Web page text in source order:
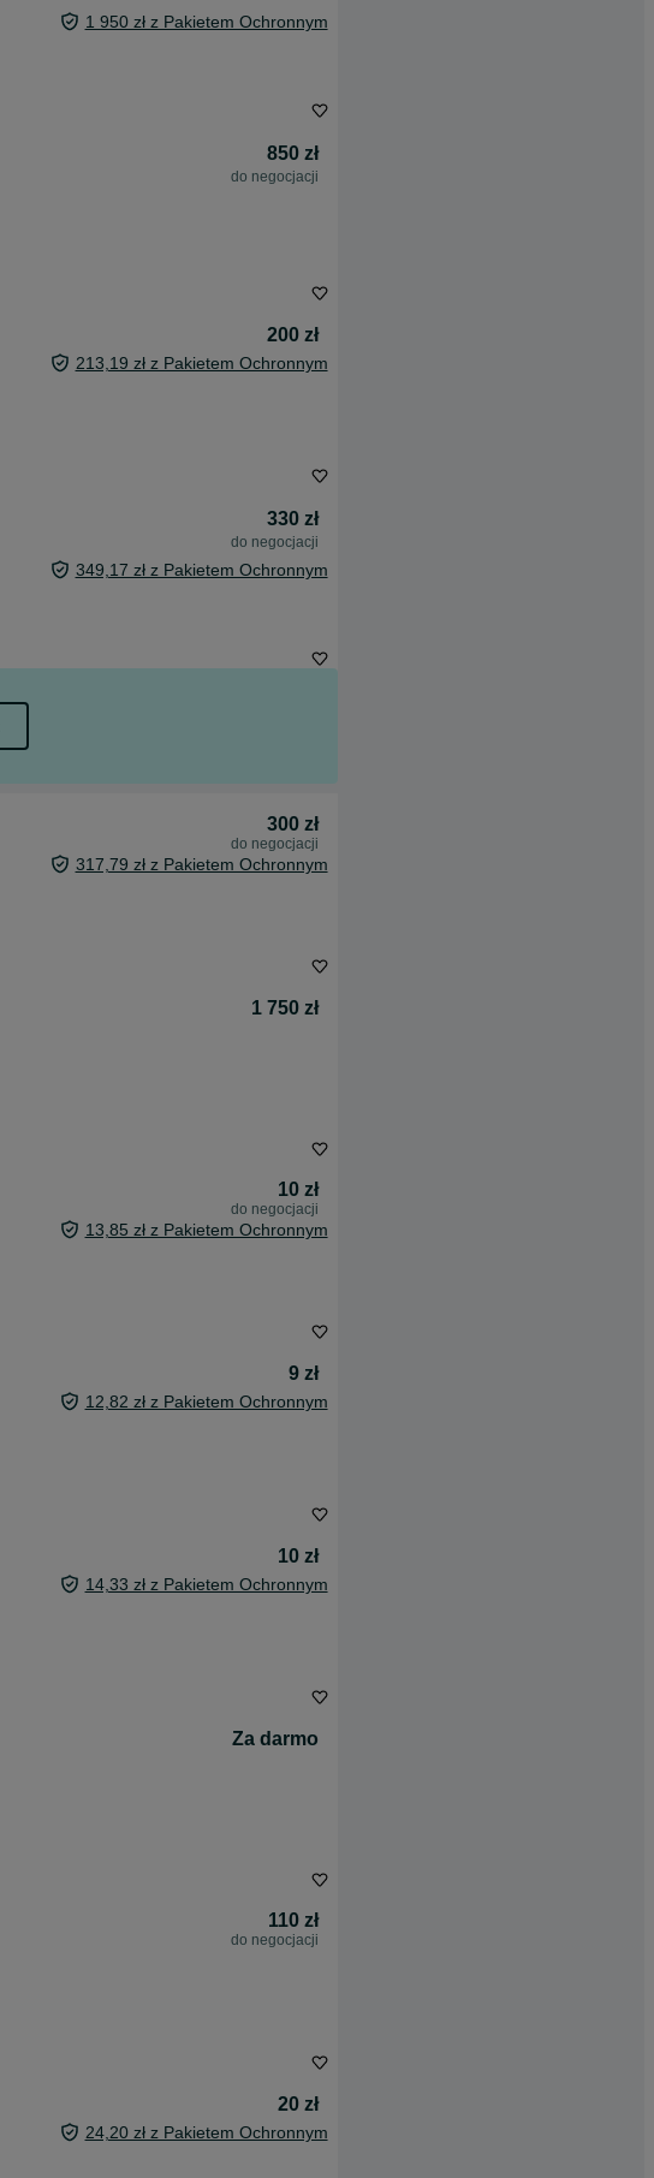
1 950 zł z Pakietem Ochronnym
850 zł
do negocjacji
200 zł
213,19 zł z Pakietem Ochronnym
330 zł
do negocjacji
349,17 zł z Pakietem Ochronnym
300 zł
do negocjacji
317,79 zł z Pakietem Ochronnym
1 750 zł
10 zł
do negocjacji
13,85 zł z Pakietem Ochronnym
9 zł
12,82 zł z Pakietem Ochronnym
10 zł
14,33 zł z Pakietem Ochronnym
Za darmo
110 zł
do negocjacji
20 zł
24,20 zł z Pakietem Ochronnym